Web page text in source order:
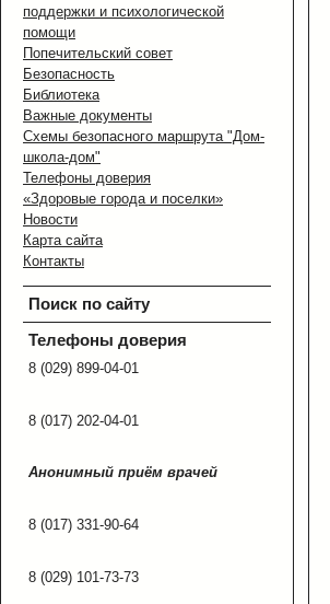
поддержки и психологической
помощи
Попечительский совет
Безопасность
Библиотека
Важные документы
Схемы безопасного маршрута "Дом-
школа-дом"
Телефоны доверия
«Здоровые города и поселки»
Новости
Карта сайта
Контакты
Поиск по сайту
Телефоны доверия
8 (029) 899-04-01
8 (017) 202-04-01
Анонимный приём врачей
8 (017) 331-90-64
8 (029) 101-73-73